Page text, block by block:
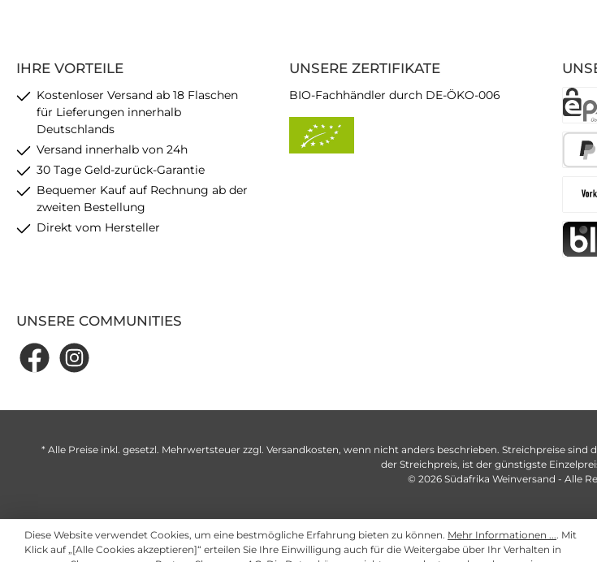
IHRE VORTEILE
Kostenloser Versand ab 18 Flaschen
für Lieferungen innerhalb
Deutschlands
Versand innerhalb von 24h
30 Tage Geld-zurück-Garantie
Bequemer Kauf auf Rechnung ab der
zweiten Bestellung
Direkt vom Hersteller
UNSERE ZERTIFIKATE
BIO-Fachhändler durch DE-ÖKO-006
UNSERE COMMUNITIES
* Alle Preise inkl. gesetzl. Mehrwertsteuer zzgl. Versandkosten, wenn nicht anders beschrieben. Streichpreise sind
der Streichpreis, ist der günstigste
© 2026 Südafrika Weinversand - Alle
Diese Website verwendet Cookies, um eine bestmögliche Erfahrung bieten zu können. Mehr Informationen .... Mit
Klick auf „[Alle Cookies akzeptieren]“ erteilen Sie Ihre Einwilligung auch für die Weitergabe über Ihr Verhalten in